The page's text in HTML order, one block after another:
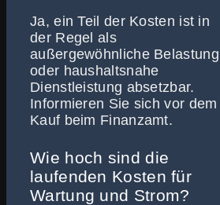
Ja, ein Teil der Kosten ist in
der Regel als
außergewöhnliche Belastung
oder haushaltsnahe
Dienstleistung absetzbar.
Informieren Sie sich vor dem
Kauf beim Finanzamt.
Wie hoch sind die
laufenden Kosten für
Wartung und Strom?